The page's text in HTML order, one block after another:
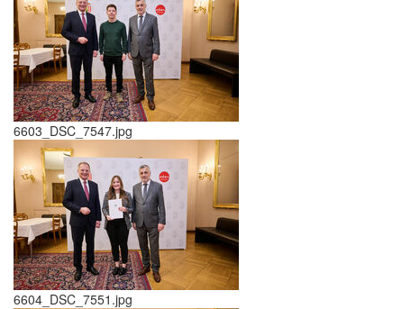
6603_DSC_7547.jpg
6604_DSC_7551.jpg